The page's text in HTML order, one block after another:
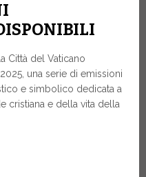
Città del Vaticano
una serie di emissioni
e simbolico dedicata a
cristiana e della vita della